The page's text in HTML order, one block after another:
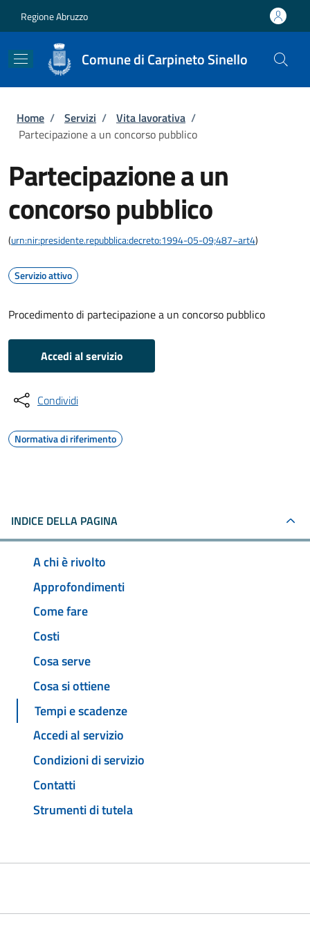
Regione Abruzzo
Comune di Carpineto Sinello
Briciole di pane
Home / Servizi / Vita lavorativa /
Partecipazione a un concorso pubblico
Partecipazione a un
concorso pubblico
(urn:nir:presidente.repubblica:decreto:1994-05-09;487~art4)
Servizio attivo
Procedimento di partecipazione a un concorso pubblico
Accedi al servizio
Condividi
Normativa di riferimento
INDICE DELLA PAGINA
A chi è rivolto
Approfondimenti
Come fare
Costi
Cosa serve
Cosa si ottiene
Tempi e scadenze
Accedi al servizio
Condizioni di servizio
Contatti
Strumenti di tutela